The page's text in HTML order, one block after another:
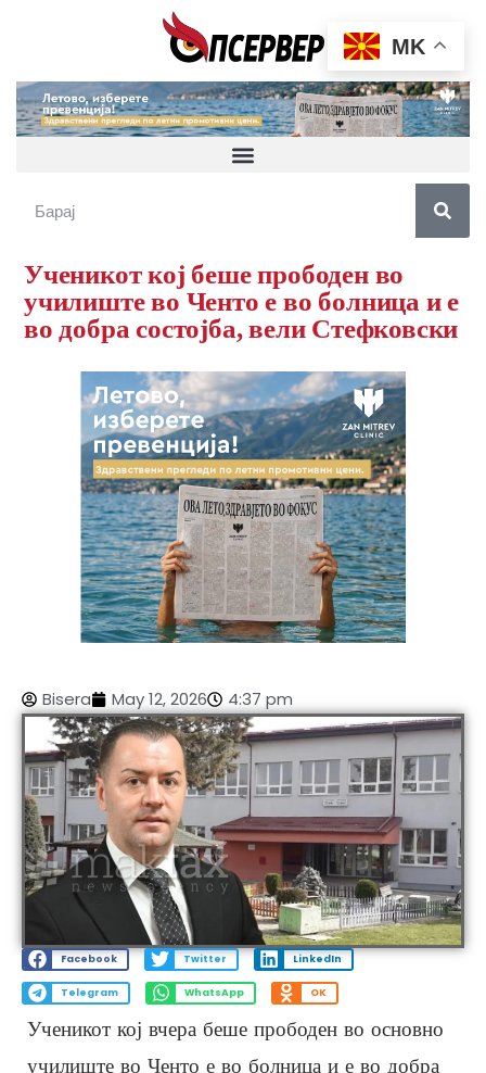
Ученикот кој беше прободен во
училиште во Ченто е во болница и е
во добра состојба, вели Стефковски
Bisera May 12, 2026 4:37 pm
Facebook Twitter LinkedIn
Telegram WhatsApp OK
Ученикот кој вчера беше прободен во основно
училиште во Ченто е во болница и е во добра
MK